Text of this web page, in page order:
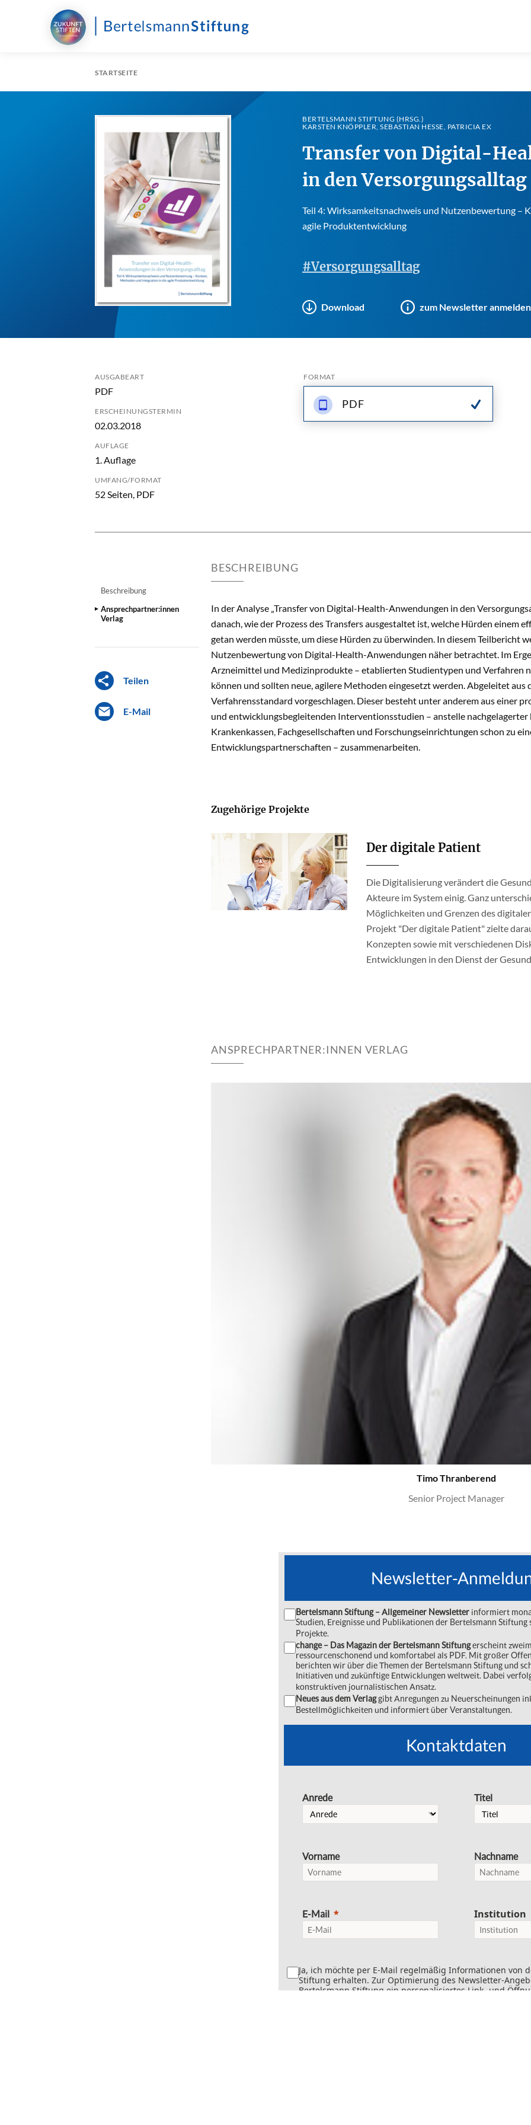
STARTSEITE
BERTELSMANN STIFTUNG (HRSG.)
KARSTEN KNÖPPLER, SEBASTIAN HESSE, PATRICIA EX
Transfer von Digital-
in den
Teil 4: Wirksamkeitsnachweis und Nutzenbewertung –
agile Produktentwicklung
#Versorgungsalltag
Download zum Newsletter anmelden
AUSGABEART
PDF
ERSCHEINUNGSTERMIN
02.03.2018
AUFLAGE
1. Auflage
UMFANG/FORMAT
52 Seiten, PDF
FORMAT
PDF
Beschreibung
Ansprechpartner:innen
Verlag
Teilen
E-Mail
BESCHREIBUNG
In der Analyse „Transfer von Digital-Health-Anwendungen in den
danach, wie der Prozess des Transfers ausgestaltet ist, welche Hürden einem
getan werden müsste, um diese Hürden zu überwinden. In diesem Teilbericht
Nutzenbewertung von Digital-Health-Anwendungen näher betrachtet. Im
Arzneimittel und Medizinprodukte – etablierten Studientypen und Verfahren
können und sollten neue, agilere Methoden eingesetzt werden. Abgeleitet aus
Verfahrensstandard vorgeschlagen. Dieser besteht unter anderem aus einer
und entwicklungsbegleitenden Interventionsstudien – anstelle nachgelagerter
Krankenkassen, Fachgesellschaften und Forschungseinrichtungen schon zu
Entwicklungspartnerschaften – zusammenarbeiten.
Zugehörige Projekte
Der digitale Patient
Die Digitalisierung verändert die
Akteure im System einig. Ganz
Möglichkeiten und Grenzen des
Projekt "Der digitale Patient" zielte
Konzepten sowie mit verschiedenen
Entwicklungen in den Dienst der
ANSPRECHPARTNER:INNEN VERLAG
Timo Thranberend
Senior Project Manager
Newsletter-
Bertelsmann Stiftung – Allgemeiner Newsletter informiert
Studien, Ereignisse und Publikationen der Bertelsmann Stiftung
Projekte.
change – Das Magazin der Bertelsmann Stiftungerscheint
ressourcenschonend und komfortabel als PDF. Mit großer
berichten wir über die Themen der Bertelsmann Stiftung und
Initiativen und zukünftige Entwicklungen weltweit. Dabei
konstruktiven journalistischen Ansatz.
Neues aus dem Verlaggibt Anregungen zu Neuerscheinungen
Bestellmöglichkeiten und informiert über Veranstaltungen.
Kontaktdaten
Anrede
Vorname
E-Mail
Titel
Nachname
Institution
Ja, ich möchte per E-Mail regelmäßig Informationen von
Stiftung erhalten. Zur Optimierung des Newsletter-
Bertelsmann Stiftung ein personalisiertes Link- und